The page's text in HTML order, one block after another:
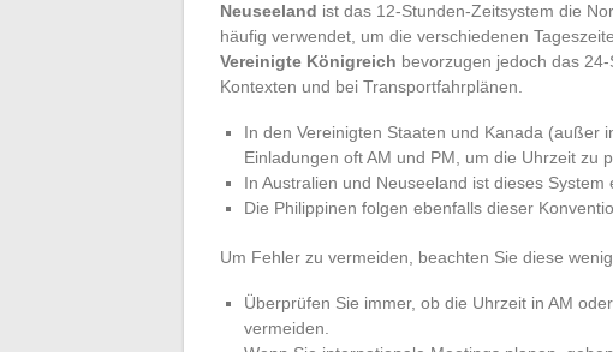
Neuseeland ist das 12-Stunden-Zeitsystem die
häufig verwendet, um die verschiedenen
Vereinigte Königreich bevorzugen jedoch das
Kontexten und bei Transportfahrplänen.
In den Vereinigten Staaten und Kanada (außer
Einladungen oft AM und PM, um die Uhrzeit zu
In Australien und Neuseeland ist dieses System
Die Philippinen folgen ebenfalls dieser
Um Fehler zu vermeiden, beachten Sie diese
Überprüfen Sie immer, ob die Uhrzeit in AM
vermeiden.